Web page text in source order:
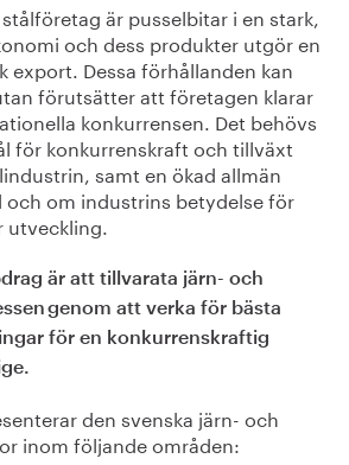
är pusselbitar i en stark,
och dess produkter utgör en
export. Dessa förhållanden kan
förutsätter att företagen klarar
konkurrensen. Det behövs
för konkurrenskraft och tillväxt
samt en ökad allmän
och om industrins betydelse för
utveckling.
är att tillvarata järn- och
genom att verka för bästa
för en konkurrenskraftig
den svenska järn- och
inom följande områden: